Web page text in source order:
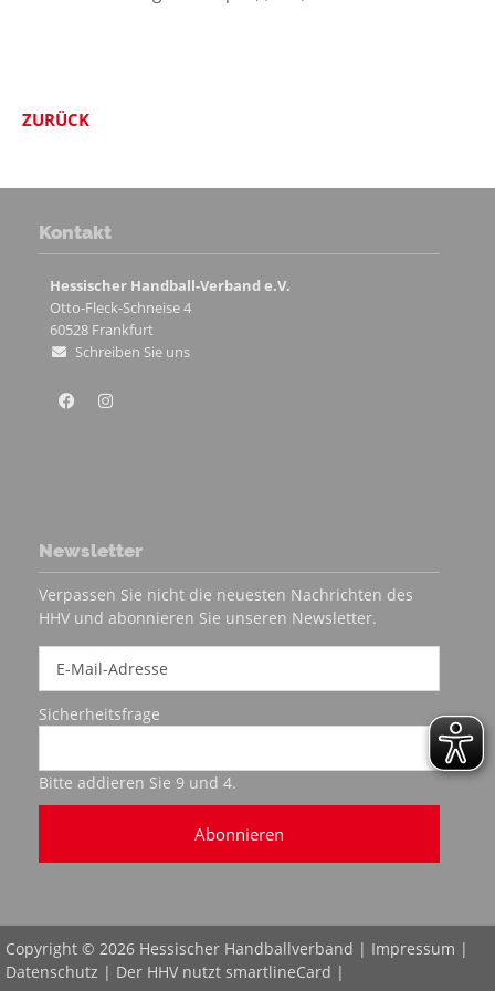
ZURÜCK
Kontakt
Hessischer Handball-Verband e.V.
Otto-Fleck-Schneise 4
60528 Frankfurt
Schreiben Sie uns
Newsletter
Verpassen Sie nicht die neuesten Nachrichten des
HHV und abonnieren Sie unseren Newsletter.
Sicherheitsfrage
Bitte addieren Sie 9 und 4.
Abonnieren
Copyright © 2026 Hessischer Handballverband | Impressum |
Datenschutz | Der HHV nutzt smartlineCard |